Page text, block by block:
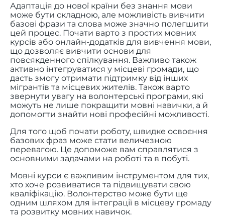
Адаптація до нової країни без знання мови
може бути складною, але можливість вивчити
базові фрази та слова може значно полегшити
цей процес. Почати варто з простих мовних
курсів або онлайн-додатків для вивчення мови,
що дозволяє вивчити основи для
повсякденного спілкування. Важливо також
активно інтегруватися у місцеві громади, що
дасть змогу отримати підтримку від інших
мігрантів та місцевих жителів. Також варто
звернути увагу на волонтерські програми, які
можуть не лише покращити мовні навички, а й
допомогти знайти нові професійні можливості.
Для того щоб почати роботу, швидке освоєння
базових фраз може стати величезною
перевагою. Це допоможе вам справлятися з
основними задачами на роботі та в побуті.
Мовні курси є важливим інструментом для тих,
хто хоче розвиватися та підвищувати свою
кваліфікацію. Волонтерство може бути ще
одним шляхом для інтеграції в місцеву громаду
та розвитку мовних навичок.